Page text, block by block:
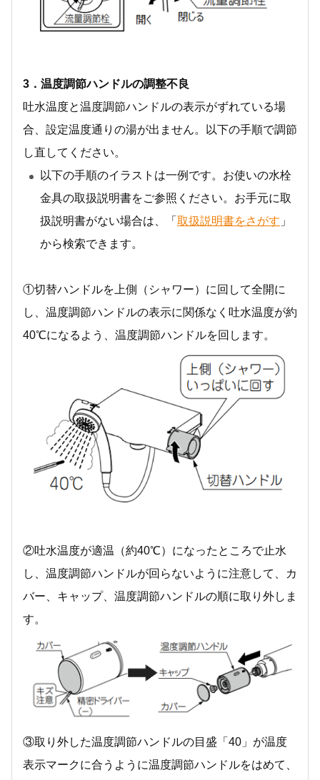
3．温度調節ハンドルの調整不良
吐水温度と温度調節ハンドルの表示がずれている場
合、設定温度通りの湯が出ません。以下の手順で調節
し直してください。
以下の手順のイラストは一例です。お使いの水栓
金具の取扱説明書をご参照ください。お手元に取
扱説明書がない場合は、「 取扱説明書をさがす 」
から検索できます。
①切替ハンドルを上側（シャワー）に回して全開に
し、温度調節ハンドルの表示に関係なく吐水温度が約
40℃になるよう、温度調節ハンドルを回します。
②吐水温度が適温（約40℃）になったところで止水
し、温度調節ハンドルが回らないように注意して、カ
バー、キャップ、温度調節ハンドルの順に取り外しま
す。
③取り外した温度調節ハンドルの目盛「40」が温度
表示マークに合うように温度調節ハンドルをはめて、